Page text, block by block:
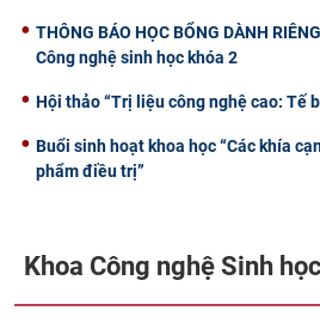
THÔNG BÁO HỌC BỔNG DÀNH
Công nghệ sinh học khóa 2
Hội thảo “Trị liệu công nghệ cao: Tế
Buổi sinh hoạt khoa học “Các khía
phẩm điều trị”
Khoa Công nghệ Sinh học